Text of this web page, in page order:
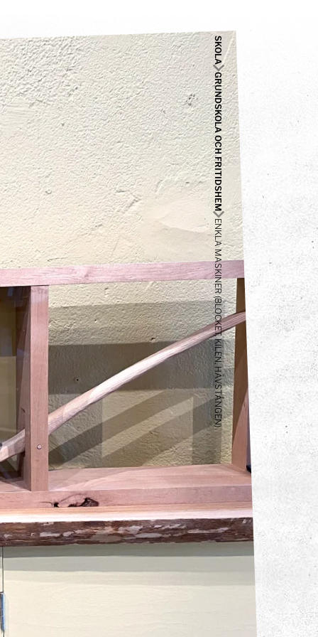
SKOLA
GRUNDSKOLA OCH FRITIDSHEM
ENKLA MASKINER (BLOCKET, KILEN, HÄVSTÅNGEN)